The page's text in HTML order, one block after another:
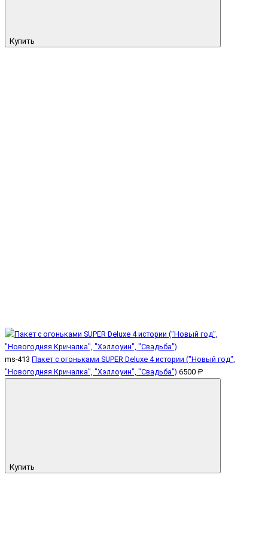
Купить
ms-413 Пакет с огоньками SUPER Deluxe 4 истории ("Новый год",
"Новогодняя Кричалка", "Хэллоуин", "Свадьба") 6500 ₽
Купить